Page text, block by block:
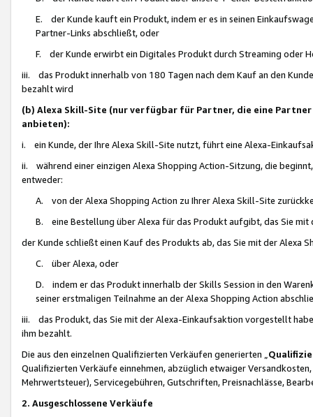
E. der Kunde kauft ein Produkt, indem er es in seinen
Partner-Links abschließt, oder
F. der Kunde erwirbt ein Digitales Produkt durch Streaming oder
iii. das Produkt innerhalb von 180 Tagen nach dem Kauf an den
bezahlt wird
(b) Alexa Skill-Site (nur verfügbar für Partner, die eine
anbieten):
i. ein Kunde, der Ihre Alexa Skill-Site nutzt, führt eine Alexa-
ii. während einer einzigen Alexa Shopping Action-Sitzung, die
entweder:
A. von der Alexa Shopping Action zu Ihrer Alexa Skill-Site
B. eine Bestellung über Alexa für das Produkt aufgibt, das Sie mit
der Kunde schließt einen Kauf des Produkts ab, das Sie mit der Alexa
C. über Alexa, oder
D. indem er das Produkt innerhalb der Skills Session in den
seiner erstmaligen Teilnahme an der Alexa Shopping Action
iii. das Produkt, das Sie mit der Alexa-Einkaufsaktion vorgestellt
ihm bezahlt.
Die aus den einzelnen Qualifizierten Verkäufen generierten „
Qualifizierten Verkäufe einnehmen, abzüglich etwaiger
Mehrwertsteuer), Servicegebühren, Gutschriften, Preisnachlässe,
2. Ausgeschlossene Verkäufe